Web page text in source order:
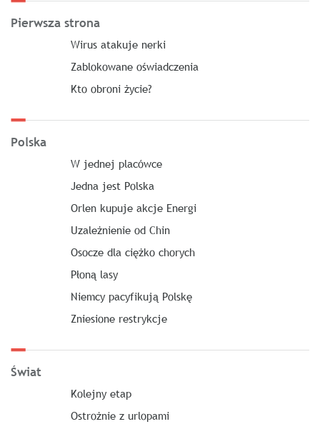
Pierwsza strona
Wirus atakuje nerki
Zablokowane oświadczenia
Kto obroni życie?
Polska
W jednej placówce
Jedna jest Polska
Orlen kupuje akcje Energi
Uzależnienie od Chin
Osocze dla ciężko chorych
Płoną lasy
Niemcy pacyfikują Polskę
Zniesione restrykcje
Świat
Kolejny etap
Ostrożnie z urlopami